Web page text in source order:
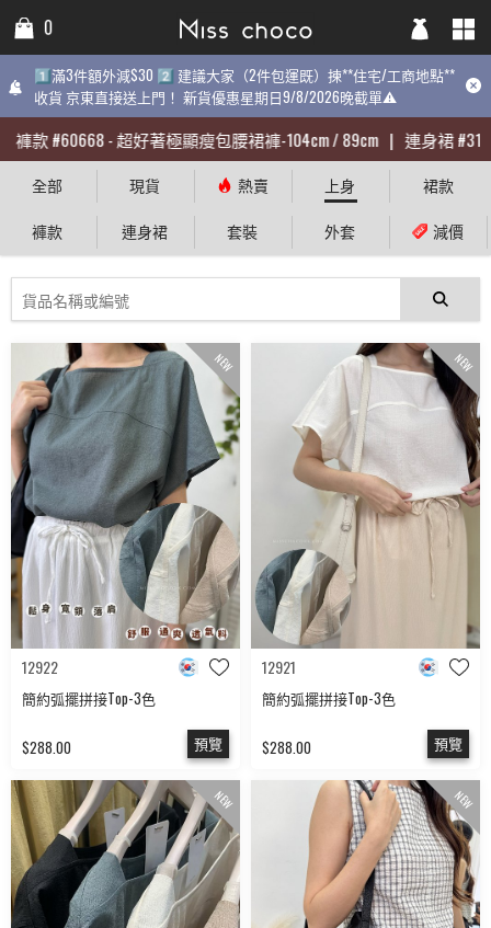
0
1️⃣滿3件額外減$30 2️⃣ 建議大家（2件包運既）揀**住宅/工商地點**
收貨 京東直接送上門！ 新貨優惠星期日9/8/2026晚截單⚠️
款#60668-超好著極顯瘦包腰裙褲-104cm / 89cm | 連身裙#31398
0
1️⃣滿3件額外減$30 2️⃣ 建議大家（2件包運既）揀**住宅/工商地點**
收貨 京東直接送上門！ 新貨優惠星期日9/8/2026晚截單⚠️
款#60668-超好著極顯瘦包腰裙褲-104cm / 89cm | 連身裙#31398
全部 現貨 熱賣 上身
裙款
褲款
連身裙 套裝 外套 減價
NEW
12922
簡約弧擺拼接Top-3色
$288.00 預覽
NEW
12921
簡約弧擺拼接Top-3色
$288.00 預覽
NEW NEW